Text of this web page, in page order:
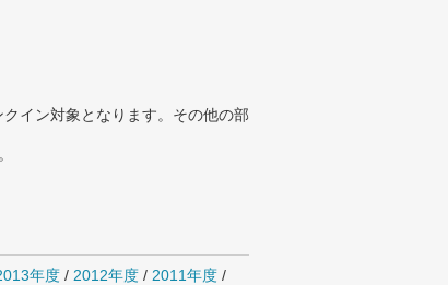
イン対象となります。その他の部
年度 / 2012年度 / 2011年度 /